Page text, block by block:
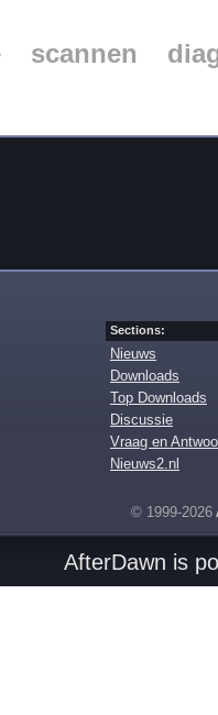
scannen
Sections:
Nieuws
Downloads
Top Downloads
Discussie
Vraag en
Nieuws2.nl
© 1999-2026
AfterDawn is